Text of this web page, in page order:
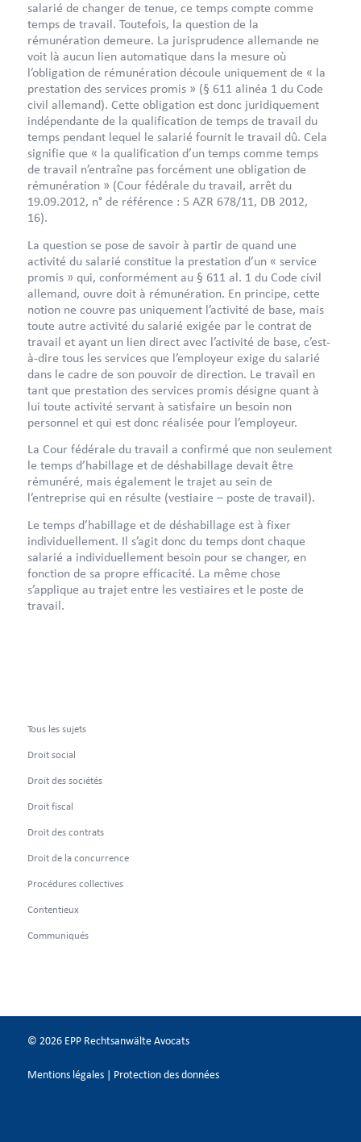
salarié de changer de tenue, ce temps compte comme
temps de travail. Toutefois, la question de la
rémunération demeure. La jurisprudence allemande ne
voit là aucun lien automatique dans la mesure où
l’obligation de rémunération découle uniquement de « la
prestation des services promis » (§ 611 alinéa 1 du Code
civil allemand). Cette obligation est donc juridiquement
indépendante de la qualification de temps de travail du
temps pendant lequel le salarié fournit le travail dû. Cela
signifie que « la qualification d’un temps comme temps
de travail n’entraîne pas forcément une obligation de
rémunération » (Cour fédérale du travail, arrêt du
19.09.2012, n° de référence : 5 AZR 678/11, DB 2012,
16).
La question se pose de savoir à partir de quand une
activité du salarié constitue la prestation d’un « service
promis » qui, conformément au § 611 al. 1 du Code civil
allemand, ouvre doit à rémunération. En principe, cette
notion ne couvre pas uniquement l’activité de base, mais
toute autre activité du salarié exigée par le contrat de
travail et ayant un lien direct avec l’activité de base, c’est-
à-dire tous les services que l’employeur exige du salarié
dans le cadre de son pouvoir de direction. Le travail en
tant que prestation des services promis désigne quant à
lui toute activité servant à satisfaire un besoin non
personnel et qui est donc réalisée pour l’employeur.
La Cour fédérale du travail a confirmé que non seulement
le temps d’habillage et de déshabillage devait être
rémunéré, mais également le trajet au sein de
l’entreprise qui en résulte (vestiaire – poste de travail).
Le temps d’habillage et de déshabillage est à fixer
individuellement. Il s’agit donc du temps dont chaque
salarié a individuellement besoin pour se changer, en
fonction de sa propre efficacité. La même chose
s’applique au trajet entre les vestiaires et le poste de
travail.
Tous les sujets
Droit social
Droit des sociétés
Droit fiscal
Droit des contrats
Droit de la concurrence
Procédures collectives
Contentieux
Communiqués
© 2026 EPP Rechtsanwälte Avocats
Mentions légales| Protection des données